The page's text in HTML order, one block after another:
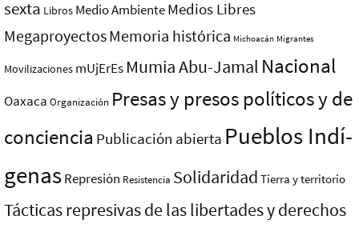
sexta Libros Medio AmbienteMedios Libres
MegaproyectosMemoria histórica Michoacán Migrantes
Movilizaciones mUjErEs Mumia Abu-Jamal Nacional
Oaxaca Organización Presas y presos polí­ticos y de
conciencia Publicación abierta Pueblos Indí­
genasRepresión Resistencia Solidaridad Tierra y territorio
Tácticas represivas de las libertades y derechos